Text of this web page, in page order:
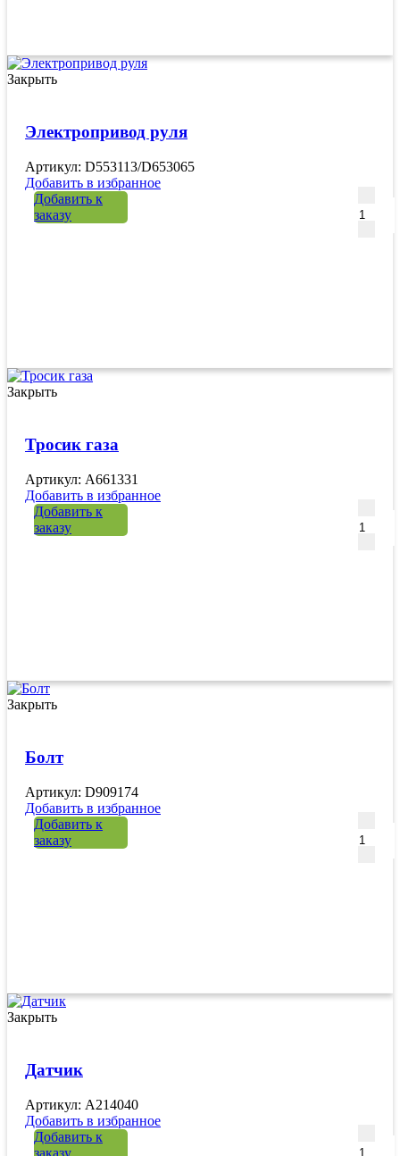
Закрыть
Электропривод руля
Артикул: D553113/D653065
Добавить в избранное
Добавить к
заказу
Закрыть
Тросик газа
Артикул: A661331
Добавить в избранное
Добавить к
заказу
Закрыть
Болт
Артикул: D909174
Добавить в избранное
Добавить к
заказу
Закрыть
Датчик
Артикул: A214040
Добавить в избранное
Добавить к
заказу